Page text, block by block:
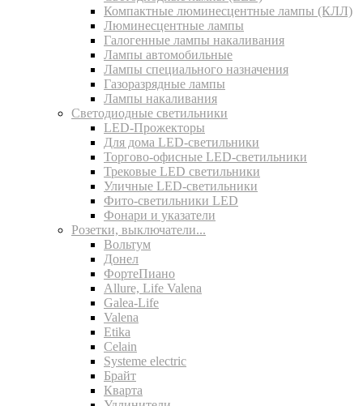
Компактные люминесцентные лампы (КЛЛ)
Люминесцентные лампы
Галогенные лампы накаливания
Лампы автомобильные
Лампы специального назначения
Газоразрядные лампы
Лампы накаливания
Светодиодные светильники
LED-Прожекторы
Для дома LED-светильники
Торгово-офисные LED-светильники
Трековые LED светильники
Уличные LED-светильники
Фито-светильники LED
Фонари и указатели
Розетки, выключатели...
Вольтум
Донел
ФортеПиано
Allure, Life Valena
Galea-Life
Valena
Etika
Celain
Systeme electric
Брайт
Кварта